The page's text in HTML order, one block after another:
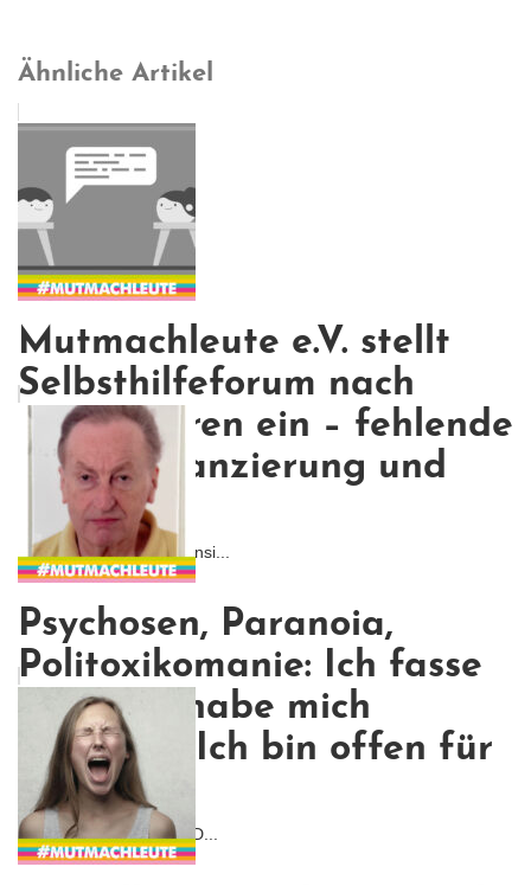
Ähnliche Artikel
Mutmachleute e.V. stellt
Selbsthilfeforum nach
sechs Jahren ein – fehlende
Weiterfinanzierung und
Re...
Nach sechs Jahren intensi...
Psychosen, Paranoia,
Politoxikomanie: Ich fasse
Mut und habe mich
geöffnet. Ich bin offen für
den Di...
Ich bin für den offenen D...